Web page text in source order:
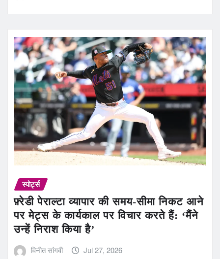
स्पोर्ट्स
फ़्रेडी पेराल्टा व्यापार की समय-सीमा निकट आने
पर मेट्स के कार्यकाल पर विचार करते हैं: ‘मैंने
उन्हें निराश किया है’
विनीत सांगवी Jul 27, 2026